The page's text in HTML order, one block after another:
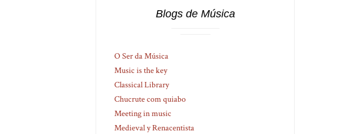
Blogs de Música
O Ser da Música
Music is the key
Classical Library
Chucrute com quiabo
Meeting in music
Medieval y Renacentista